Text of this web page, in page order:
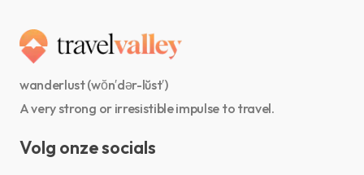
wanderlust (wŏn′dər-lŭst′)
A very strong or irresistible impulse to travel.
Volg onze socials